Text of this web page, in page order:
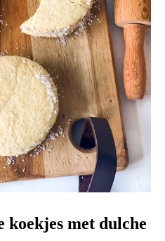
koekjes met dulche